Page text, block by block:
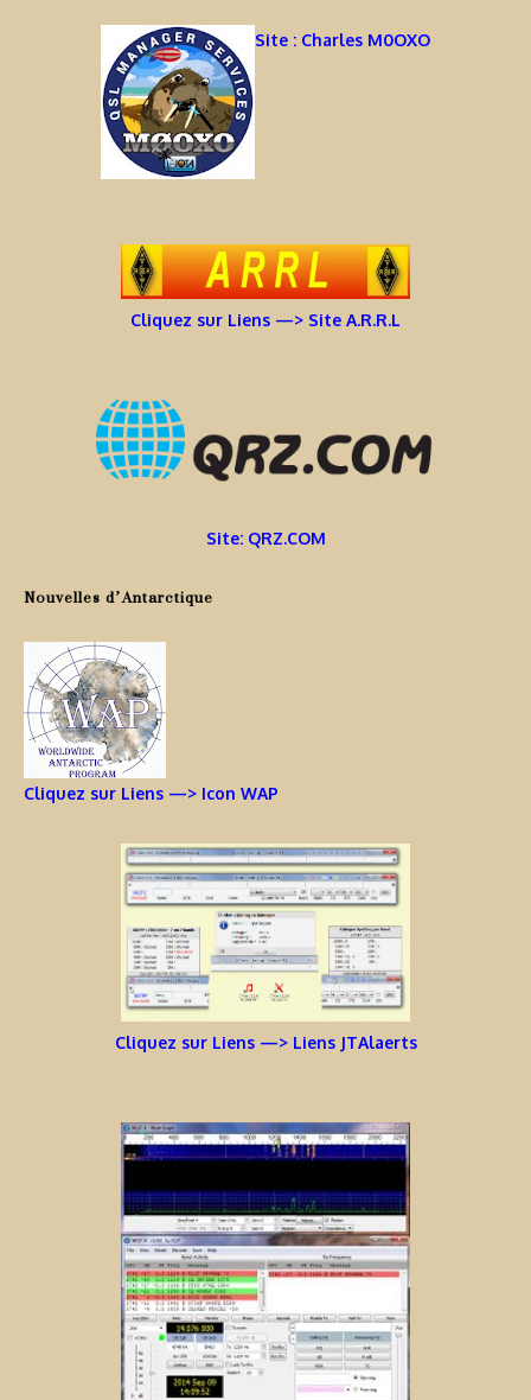
Site : Charles M0OXO
Cliquez sur Liens —> Site A.R.R.L
Site: QRZ.COM
Nouvelles d’Antarctique
Cliquez sur Liens —> Icon WAP
Cliquez sur Liens —> Liens JTAlaerts